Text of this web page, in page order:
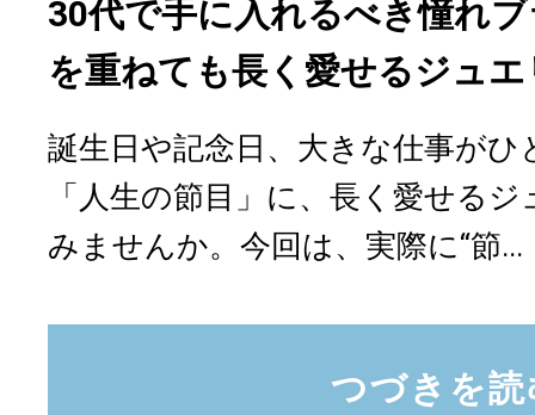
30代で手に入れるべき憧れ
を重ねても長く愛せるジュエ
誕生日や記念日、大きな仕事が
「人生の節目」に、長く愛せる
みませんか。今回は、実際に“節...
つづきを読